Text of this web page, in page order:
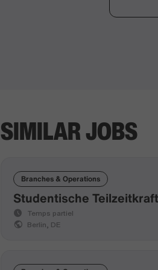
SIMILAR JOBS
Branches & Operations
Studentische
Temps partiel
Berlin, DE